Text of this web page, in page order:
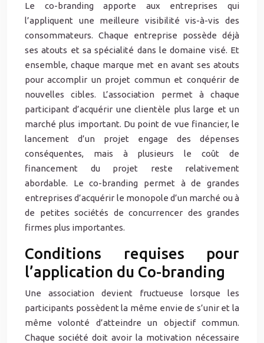
Le co-branding apporte aux entreprises qui
l’appliquent une meilleure visibilité vis-à-vis des
consommateurs. Chaque entreprise possède déjà
ses atouts et sa spécialité dans le domaine visé. Et
ensemble, chaque marque met en avant ses atouts
pour accomplir un projet commun et conquérir de
nouvelles cibles. L’association permet à chaque
participant d’acquérir une clientèle plus large et un
marché plus important. Du point de vue financier, le
lancement d’un projet engage des dépenses
conséquentes, mais à plusieurs le coût de
financement du projet reste relativement
abordable. Le co-branding permet à de grandes
entreprises d’acquérir le monopole d’un marché ou à
de petites sociétés de concurrencer des grandes
firmes plus importantes.
Conditions requises pour
l’application du Co-branding
Une association devient fructueuse lorsque les
participants possèdent la même envie de s’unir et la
même volonté d’atteindre un objectif commun.
Chaque société doit avoir la motivation nécessaire